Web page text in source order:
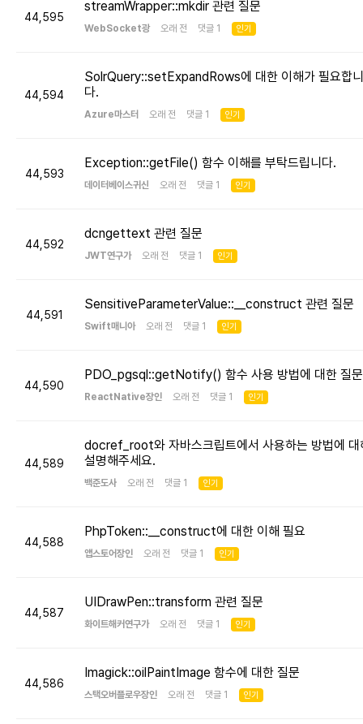
44,595
streamWrapper::mkdir 관련 질문
WebSocket광 오래 전 댓글 1 인기
44,594
SolrQuery::setExpandRows에 대한 이해가 필요합니
다.
Azure마스터 오래 전 댓글 1 인기
44,593
Exception::getFile() 함수 이해를 부탁드립니다.
데이터베이스귀신 오래 전 댓글 1 인기
44,592
dcngettext 관련 질문
JWT연구가 오래 전 댓글 1 인기
44,591
SensitiveParameterValue::__construct 관련 질문
Swift매니아 오래 전 댓글 1 인기
44,590
PDO_pgsql::getNotify() 함수 사용 방법에 대한 질문
ReactNative장인 오래 전 댓글 1 인기
44,589
docref_root와 자바스크립트에서 사용하는 방법에 대
설명해주세요.
백준도사 오래 전 댓글 1 인기
44,588
PhpToken::__construct에 대한 이해 필요
앱스토어장인 오래 전 댓글 1 인기
44,587
UIDrawPen::transform 관련 질문
화이트해커연구가 오래 전 댓글 1 인기
44,586
Imagick::oilPaintImage 함수에 대한 질문
스택오버플로우장인 오래 전 댓글 1 인기